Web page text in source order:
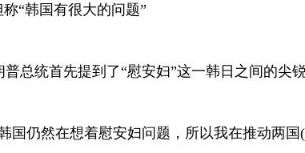
“韩国有很大的问题”
总统首先提到了“慰安妇”这一韩日之间的尖
国仍然在想着慰安妇问题，所以我在推动两国(